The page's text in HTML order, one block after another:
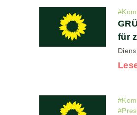
#
für
#
#